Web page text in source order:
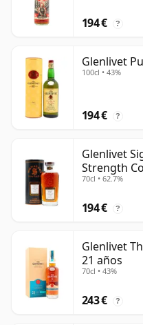
194 € ?
Glenlivet
100cl • 43%
194 € ?
Glenlivet
Strength
70cl • 62.7%
194 € ?
Glenlivet
21 años
70cl • 43%
243 € ?